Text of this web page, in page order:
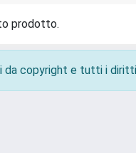
prodotto.
copyright e tutti i